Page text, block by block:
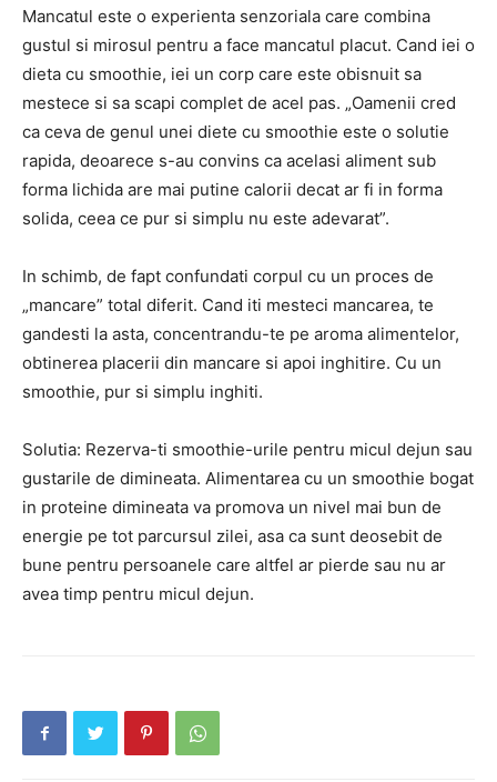
Mancatul este o experienta senzoriala care combina
gustul si mirosul pentru a face mancatul placut. Cand iei o
dieta cu smoothie, iei un corp care este obisnuit sa
mestece si sa scapi complet de acel pas. „Oamenii cred
ca ceva de genul unei diete cu smoothie este o solutie
rapida, deoarece s-au convins ca acelasi aliment sub
forma lichida are mai putine calorii decat ar fi in forma
solida, ceea ce pur si simplu nu este adevarat”.
In schimb, de fapt confundati corpul cu un proces de
„mancare” total diferit. Cand iti mesteci mancarea, te
gandesti la asta, concentrandu-te pe aroma alimentelor,
obtinerea placerii din mancare si apoi inghitire. Cu un
smoothie, pur si simplu inghiti.
Solutia: Rezerva-ti smoothie-urile pentru micul dejun sau
gustarile de dimineata. Alimentarea cu un smoothie bogat
in proteine ​​dimineata va promova un nivel mai bun de
energie pe tot parcursul zilei, asa ca sunt deosebit de
bune pentru persoanele care altfel ar pierde sau nu ar
avea timp pentru micul dejun.